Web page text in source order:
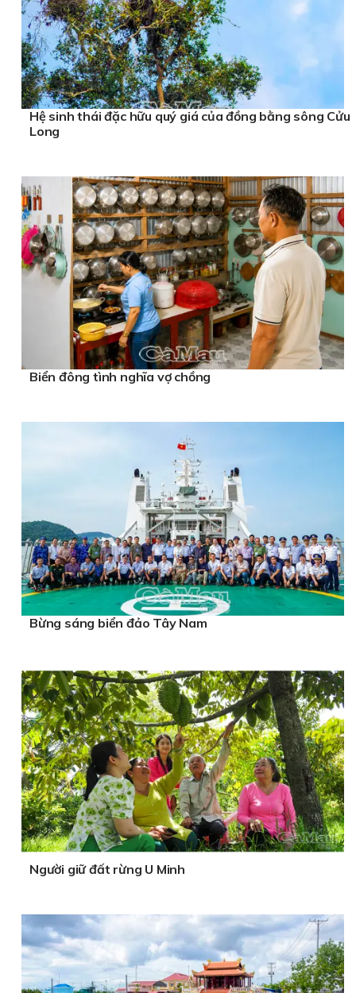
Hệ sinh thái đặc hữu quý giá của đồng bằng sông Cửu
Long
Biển đông tình nghĩa vợ chồng
Bừng sáng biển đảo Tây Nam
Người giữ đất rừng U Minh